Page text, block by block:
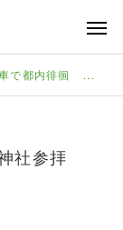
徘徊 靖国神社参拝
社参拝